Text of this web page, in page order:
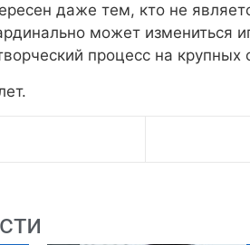
даже тем, кто не
может измениться
процесс на крупных